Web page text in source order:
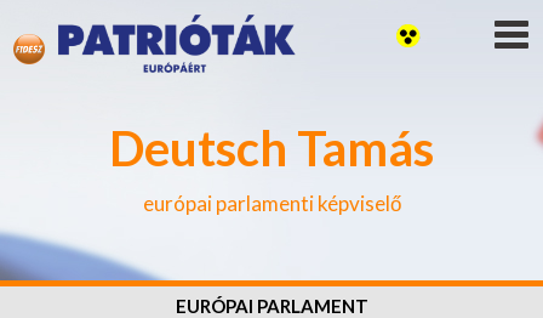
Deutsch Tamás
európai parlamenti képviselő
EURÓPAI PARLAMENT